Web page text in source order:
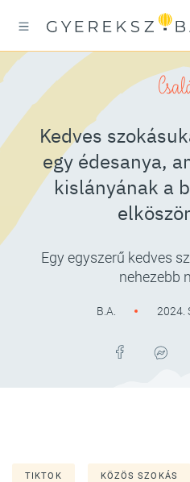
Kedves
egy édesanya,
kislányának a
Egy egyszerű kedves
nehezebb
B.A. 2024.
TIKTOK KÖZÖS SZOKÁS